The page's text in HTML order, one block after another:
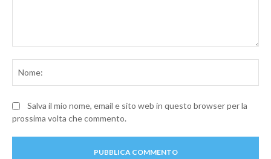
Salva il mio nome, email e sito web in questo browser per la
prossima volta che commento.